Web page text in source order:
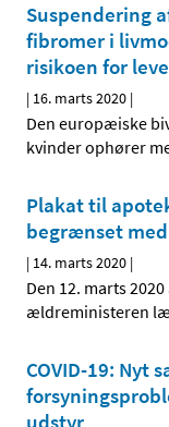
Suspendering
fibromer i
risikoen for
| 16. marts 2020 |
Den europæiske
kvinder ophører
Plakat til
begrænset
| 14. marts 2020 |
Den 12. marts
ældreministeren
COVID-19: Nyt